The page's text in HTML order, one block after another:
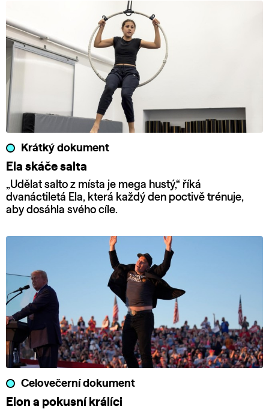
Krátký dokument
Ela skáče salta
„Udělat salto z místa je mega hustý,“ říká
dvanáctiletá Ela, která každý den poctivě trénuje,
aby dosáhla svého cíle.
Celovečerní dokument
Elon a pokusní králíci